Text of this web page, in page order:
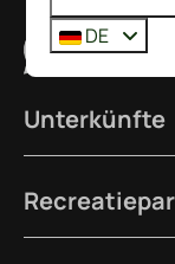
Senden
Unterkünfte
DE